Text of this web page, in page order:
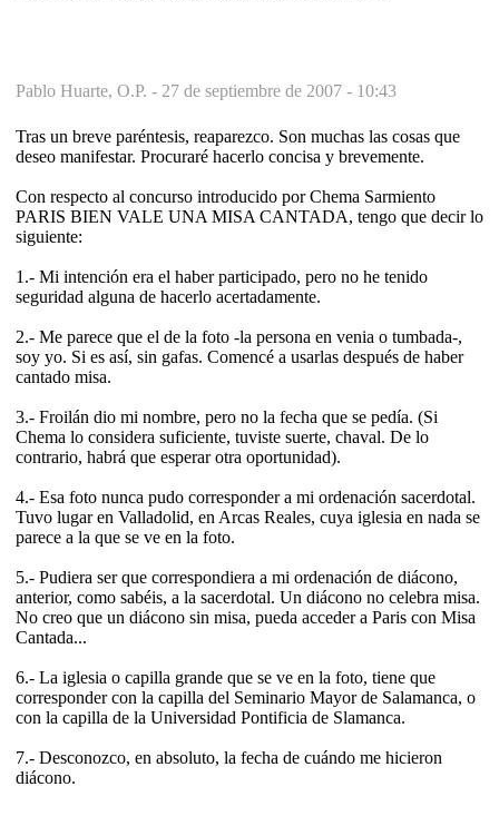
Pablo Huarte, O.P. - 27 de septiembre de 2007 - 10:43
Tras un breve paréntesis, reaparezco. Son muchas las cosas que
deseo manifestar. Procuraré hacerlo concisa y brevemente.
Con respecto al concurso introducido por Chema Sarmiento
PARIS BIEN VALE UNA MISA CANTADA, tengo que decir lo
siguiente:
1.- Mi intención era el haber participado, pero no he tenido
seguridad alguna de hacerlo acertadamente.
2.- Me parece que el de la foto -la persona en venia o tumbada-,
soy yo. Si es así, sin gafas. Comencé a usarlas después de haber
cantado misa.
3.- Froilán dio mi nombre, pero no la fecha que se pedía. (Si
Chema lo considera suficiente, tuviste suerte, chaval. De lo
contrario, habrá que esperar otra oportunidad).
4.- Esa foto nunca pudo corresponder a mi ordenación sacerdotal.
Tuvo lugar en Valladolid, en Arcas Reales, cuya iglesia en nada se
parece a la que se ve en la foto.
5.- Pudiera ser que correspondiera a mi ordenación de diácono,
anterior, como sabéis, a la sacerdotal. Un diácono no celebra misa.
No creo que un diácono sin misa, pueda acceder a Paris con Misa
Cantada...
6.- La iglesia o capilla grande que se ve en la foto, tiene que
corresponder con la capilla del Seminario Mayor de Salamanca, o
con la capilla de la Universidad Pontificia de Slamanca.
7.- Desconozco, en absoluto, la fecha de cuándo me hicieron
diácono.